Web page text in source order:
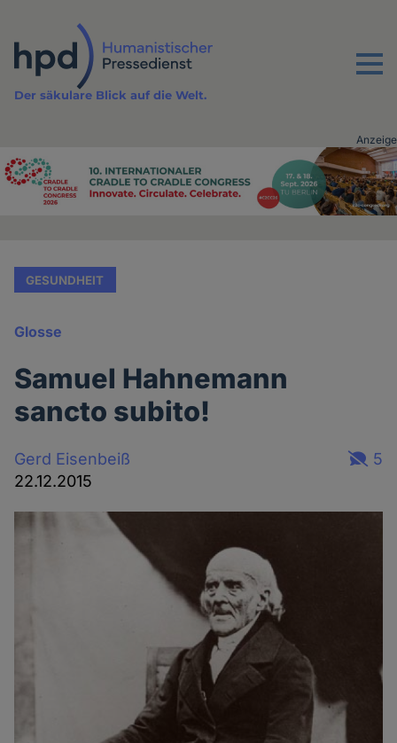
Inhalt
Menu
Der säkulare Blick auf die Welt.
Advertising
Anzeige
GESUNDHEIT
Glosse
Samuel Hahnemann
sancto subito!
Gerd Eisenbeiß
22.12.2015
5